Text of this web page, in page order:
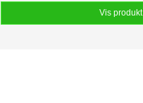
Vis produkt